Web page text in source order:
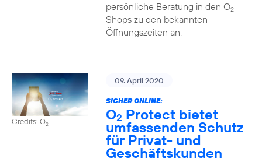
persönliche Beratung in den O2
Shops zu den bekannten
Öffnungszeiten an.
Credits: O2
09. April 2020
SICHER ONLINE:
O2 Protect bietet
umfassenden Schutz
für Privat- und
Geschäftskunden